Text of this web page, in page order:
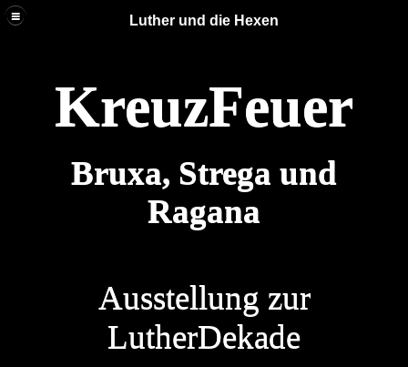
Luther und die Hexen
KreuzFeuer
Bruxa, Strega und
Ragana
Ausstellung zur
LutherDekade